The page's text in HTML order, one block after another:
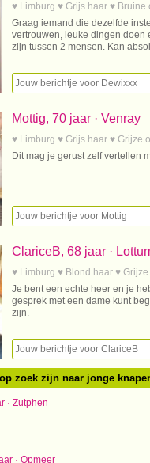
♥ Limburg ♥ Grijs haar ♥ Bruine
Graag iemand die dezelfde
vertrouwen, leuke dingen doen
zijn tussen 2 mensen. Kan
Mottig, 70 jaar · Venray
♥ Limburg ♥ Grijs haar ♥ Grijze
Dit mag je gerust zelf vertellen
ClariceB, 68 jaar ·
♥ Limburg ♥ Blond haar ♥
Je bent een echte heer en je
gesprek met een dame kunt
zijn.
zoek zijn naar jonge
· Zutphen
· Opmeer